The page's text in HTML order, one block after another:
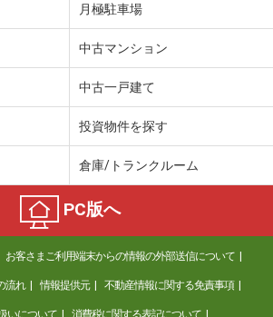
月極駐車場
中古マンション
中古一戸建て
投資物件を探す
倉庫/トランクルーム
PC版へ
お客さまご利用端末からの情報の外部送信について
流れ 情報提供元 不動産情報に関する免責事項
いについて 消費税に関する表記について